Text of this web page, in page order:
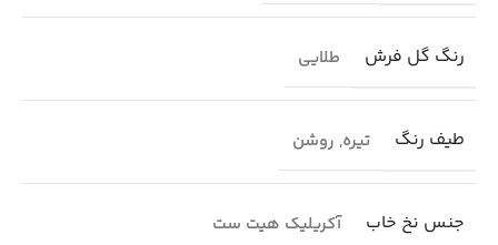
رنگ گل فرش طلایی
طیف رنگ تیره, روشن
جنس نخ خاب آکریلیک هیت ست